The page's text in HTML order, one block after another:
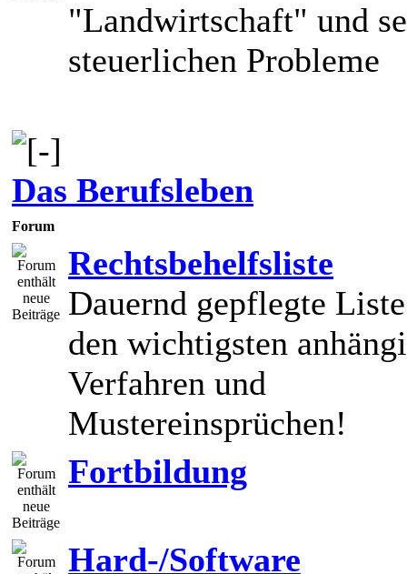
"Landwirtschaft" und
steuerlichen Probleme
Das Berufsleben
Forum
Rechtsbehelfsliste
Dauernd gepflegte
den wichtigsten
Verfahren und
Mustereinsprüchen!
Fortbildung
Hard-/Software